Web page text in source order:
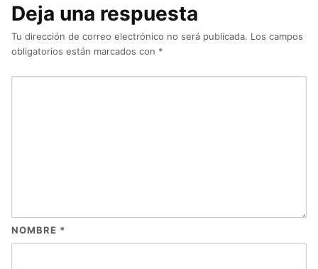
Deja una respuesta
Tu dirección de correo electrónico no será publicada. Los campos
obligatorios están marcados con *
NOMBRE *